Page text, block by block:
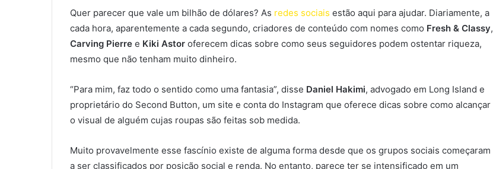
Quer parecer que vale um bilhão de dólares? As redes sociais estão aqui para ajudar. Diariamente, a
cada hora, aparentemente a cada segundo, criadores de conteúdo com nomes como Fresh & Classy, ​​
Carving Pierre e Kiki Astor oferecem dicas sobre como seus seguidores podem ostentar riqueza,
mesmo que não tenham muito dinheiro.
“Para mim, faz todo o sentido como uma fantasia”, disse Daniel Hakimi, advogado em Long Island e
proprietário do Second Button, um site e conta do Instagram que oferece dicas sobre como alcançar
o visual de alguém cujas roupas são feitas sob medida.
Muito provavelmente esse fascínio existe de alguma forma desde que os grupos sociais começaram
a ser classificados por posição social e renda. No entanto, parece ter se intensificado em um